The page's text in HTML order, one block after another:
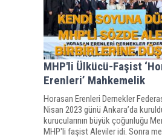
MHP'li Ülkücü-Faşist
Erenleri’ Mahkemelik
Horasan Erenleri Dernekler
Nisan 2023 günü Ankara’da
kurucularının büyük çoğunluğu
MHP'li faşist Aleviler idi. Sonra